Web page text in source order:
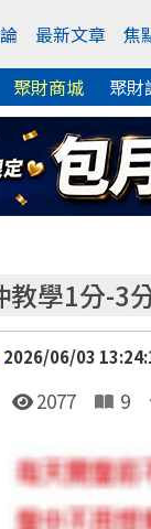
最新文章 焦
聚財商城 聚財
教學1分-3
2026/06/03
2077 9